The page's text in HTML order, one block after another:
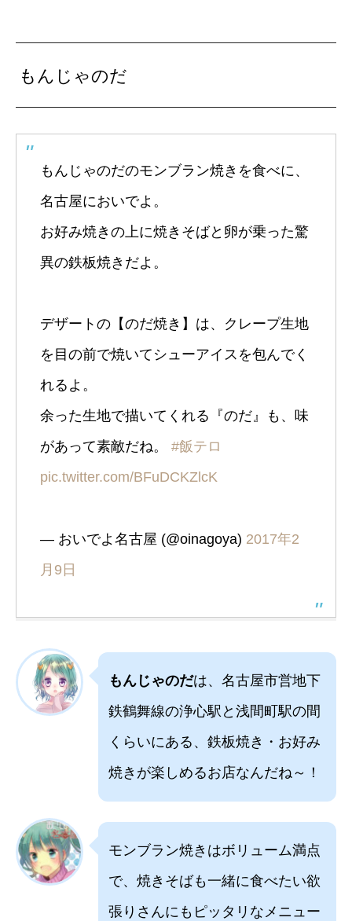
もんじゃのだ
もんじゃのだのモンブラン焼きを食べに、
名古屋においでよ。
お好み焼きの上に焼きそばと卵が乗った驚
異の鉄板焼きだよ。
デザートの【のだ焼き】は、クレープ生地
を目の前で焼いてシューアイスを包んでく
れるよ。
余った生地で描いてくれる『のだ』も、味
があって素敵だね。 #飯テロ
pic.twitter.com/BFuDCKZlcK
— おいでよ名古屋 (@oinagoya) 2017年2
月9日
もんじゃのだは、名古屋市営地下
鉄鶴舞線の浄心駅と浅間町駅の間
くらいにある、鉄板焼き・お好み
焼きが楽しめるお店なんだね～！
モンブラン焼きはボリューム満点
で、焼きそばも一緒に食べたい欲
張りさんにもピッタリなメニュー